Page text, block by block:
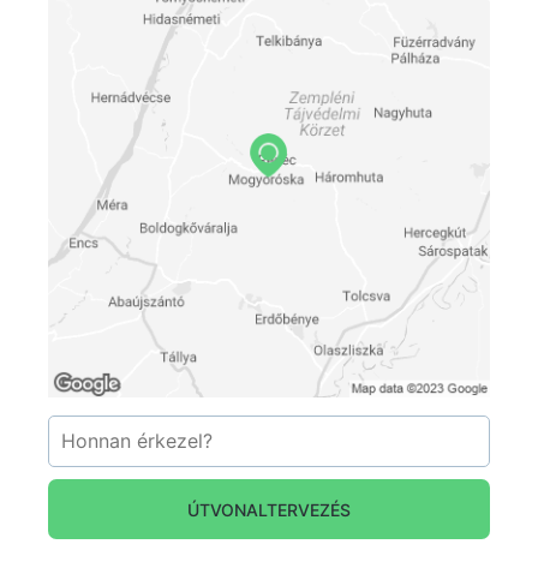
ÚTVONALTERVEZÉS